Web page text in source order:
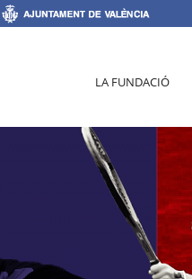
LA FUNDACIÓ